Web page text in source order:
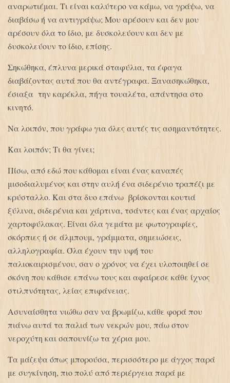
αναρωτιέμαι. Τι είναι καλύτερο να κάμω, να γράψω, να
διαβάσω ή να αντιγράψω; Μου αρέσουν και δεν μου
αρέσουν όλα το ίδιο, με δυσκολεύουν και δεν με
δυσκολεύουν το ίδιο, επίσης.
Σηκώθηκα, έπλυνα μερικά σταφύλια, τα έφαγα
διαβάζοντας αυτά που θα αντέγραφα. Ξανασηκώθηκα,
έσιαξα την καρέκλα, πήγα τουαλέτα, απάντησα στο
κινητό.
Να λοιπόν, που γράφω για όλες αυτές τις ασημαντότητες.
Και λοιπόν; Tι θα γίνει;
Πίσω, από εδώ που κάθομαι είναι ένας καναπές
μισοδιαλυμένος και στην αυλή ένα σιδερένιο τραπέζι με
κρύσταλλο. Και στα δυο επάνω βρίσκονται κουτιά
ξύλινα, σιδερένια και χάρτινα, τσάντες και ένας αρχαίος
χαρτοφύλακας. Είναι όλα γεμάτα με φωτογραφίες,
σκόρπιες ή σε άλμπουμ, γράμματα, σημειώσεις,
αλληλογραφία. Όλα έχουν την υφή του
παλιοκαιρισμένου, σαν ο χρόνος να έχει υλοποιηθεί σε
σκόνη που κάθισε επάνω τους και αφαίρεσε κάθε ίχνος
στιλπνότητας, λείας επιφάνειας.
Ασυναίσθητα νιώθω σαν να βρωμίζω, κάθε φορά που
πιάνω αυτά τα παλιά των νεκρών μου, πάω στον
νεροχύτη και σαπουνίζω τα χέρια μου.
Τα μάζεψα όπως μπορούσα, περισσότερο με άγχος παρά
με συγκίνηση, πιο πολύ από περιέργεια παρά με